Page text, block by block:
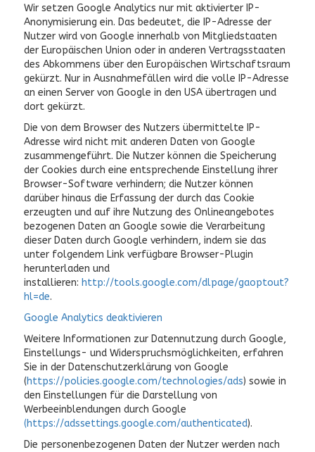
Wir setzen Google Analytics nur mit aktivierter IP-
Anonymisierung ein. Das bedeutet, die IP-Adresse der
Nutzer wird von Google innerhalb von Mitgliedstaaten
der Europäischen Union oder in anderen Vertragsstaaten
des Abkommens über den Europäischen Wirtschaftsraum
gekürzt. Nur in Ausnahmefällen wird die volle IP-Adresse
an einen Server von Google in den USA übertragen und
dort gekürzt.
Die von dem Browser des Nutzers übermittelte IP-
Adresse wird nicht mit anderen Daten von Google
zusammengeführt. Die Nutzer können die Speicherung
der Cookies durch eine entsprechende Einstellung ihrer
Browser-Software verhindern; die Nutzer können
darüber hinaus die Erfassung der durch das Cookie
erzeugten und auf ihre Nutzung des Onlineangebotes
bezogenen Daten an Google sowie die Verarbeitung
dieser Daten durch Google verhindern, indem sie das
unter folgendem Link verfügbare Browser-Plugin
herunterladen und
installieren: http://tools.google.com/dlpage/gaoptout?
hl=de.
Google Analytics deaktivieren
Weitere Informationen zur Datennutzung durch Google,
Einstellungs- und Widerspruchsmöglichkeiten, erfahren
Sie in der Datenschutzerklärung von Google
(https://policies.google.com/technologies/ads) sowie in
den Einstellungen für die Darstellung von
Werbeeinblendungen durch Google
(https://adssettings.google.com/authenticated).
Die personenbezogenen Daten der Nutzer werden nach